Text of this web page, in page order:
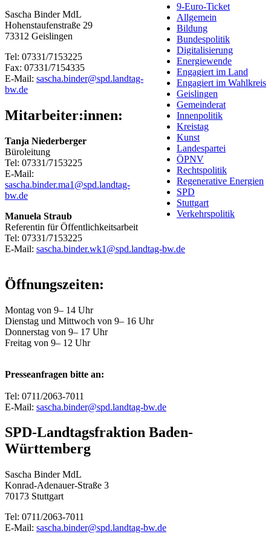
9-Euro-Ticket
Allgemein
Bildung
Bundespolitik
Digitalisierung
Energiewende
Engagiert im Land
Engagiert im Wahlkreis
Geislingen
Gemeinderat
Innenpolitik
Kreistag
Kunst
Landespartei
ÖPNV
Rechtspolitik
Regenerative Energien
SPD
Stuttgart
Verkehrspolitik
Sascha Binder MdL
Hohenstaufenstraße 29
73312 Geislingen
Tel: 07331/7153225
Fax: 07331/7154335
E-Mail: sascha.binder@spd.landtag-
bw.de
Mitarbeiter:innen:
Tanja Niederberger
Büroleitung
Tel: 07331/7153225
E-Mail:
sascha.binder.ma1@spd.landtag-
bw.de
Manuela Straub
Referentin für Öffentlichkeitsarbeit
Tel: 07331/7153225
E-Mail: sascha.binder.wk1@spd.landtag-bw.de
Öffnungszeiten:
Montag von 9– 14 Uhr
Dienstag und Mittwoch von 9– 16 Uhr
Donnerstag von 9– 17 Uhr
Freitag von 9– 12 Uhr
Presseanfragen bitte an:
Tel: 0711/2063-7011
E-Mail: sascha.binder@spd.landtag-bw.de
SPD-Landtagsfraktion Baden-
Württemberg
Sascha Binder MdL
Konrad-Adenauer-Straße 3
70173 Stuttgart
Tel: 0711/2063-7011
E-Mail: sascha.binder@spd.landtag-bw.de